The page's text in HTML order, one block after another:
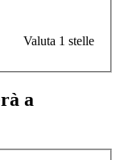
Valuta 1 stelle
a